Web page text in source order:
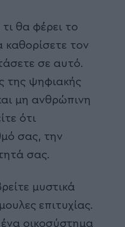
θα φέρει το
καθορίσετε τον
σε αυτό.
της ψηφιακής
μη ανθρώπινη
ότι
σας, την
σας.
μυστικά
επιτυχίας.
οικοσύστημα